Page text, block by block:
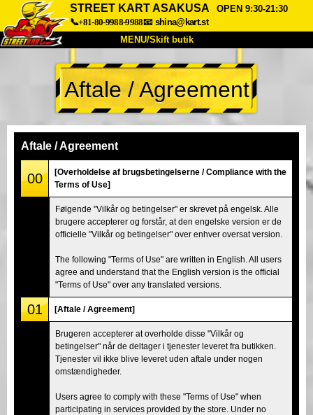
STREET KART ASAKUSA
OPEN 9:30-21:30
📞+81-80-9988-9988📧 shina@kart.st
MENU/Skift butik
TOP
Om Specifikationer Pris
Virksomhed
Tokyo Shinagawa
Tokyo Akihabara#2 Tokyo Shibuya
Tokyo Shibuya Annex Tokyo Bay
Tokyo Asakusa Osaka
Okinawa
Aftale / Agreement
Aftale / Agreement
00
[Overholdelse af brugsbetingelserne / Compliance with the
Terms of Use]
Følgende "Vilkår og betingelser" er skrevet på engelsk. Alle
brugere accepterer og forstår, at den engelske version er de
officielle "Vilkår og betingelser" over enhver oversat version.
The following "Terms of Use" are written in English. All users
agree and understand that the English version is the official
"Terms of Use" over any translated versions.
01 [Aftale / Agreement]
Brugeren accepterer at overholde disse "Vilkår og
betingelser" når de deltager i tjenester leveret fra butikken.
Tjenester vil ikke blive leveret uden aftale under nogen
omstændigheder.
Users agree to comply with these "Terms of Use" when
participating in services provided by the store. Under no